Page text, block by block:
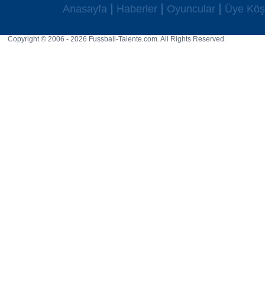
Anasayfa Haberler Oyuncular Üye
Copyright © 2006 - 2026 Fussball-Talente.com. All Rights Reserved.